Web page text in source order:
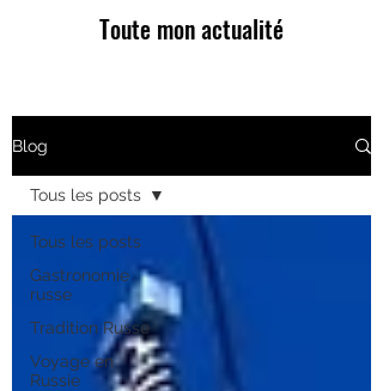
Toute mon actualité
Blog
Tous les posts
Gastronomie
russe
Tradition Russe
Voyage en
Russie
Tous les posts